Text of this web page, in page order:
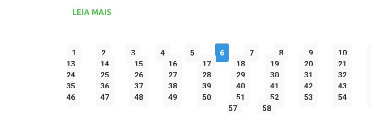
LEIA MAIS
1 2 3 4 5 6 7 8 9 10
13
14 15 16 17 18 19 20 21
24
25 26 27 28 29 30 31 32
35
36 37 38 39 40 41 42 43
46
47 48 49 50 51 52 53 54
57
58